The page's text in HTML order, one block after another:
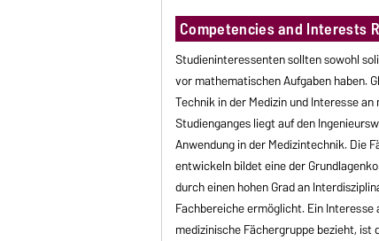
Competencies and Interests
Studieninteressenten sollten sowohl
vor mathematischen Aufgaben haben.
Technik in der Medizin und Interesse
Studienganges liegt auf den
Anwendung in der Medizintechnik. Die
entwickeln bildet eine der
durch einen hohen Grad an
Fachbereiche ermöglicht. Ein
medizinische Fächergruppe bezieht, ist